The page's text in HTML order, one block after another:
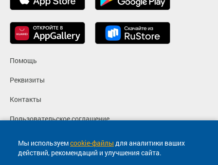
Мы используемcookie-файлы для аналитики ваших
действий, рекомендаций и улучшения сайта.
Помощь
Реквизиты
Контакты
Пользовательское соглашение
Политика конфиденциальности
Согласие на маркетинговые сообщения